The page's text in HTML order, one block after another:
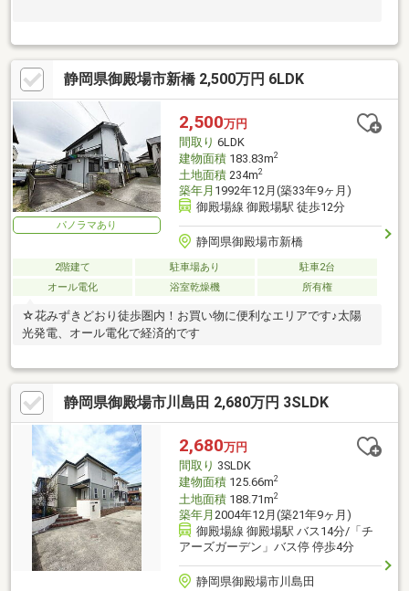
静岡県御殿場市新橋 2,500万円 6LDK
パノラマあり
2,500万円
間取り 6LDK
建物面積183.83m2
土地面積234m2
築年月 1992年12月(築33年9ヶ月)
御殿場線 御殿場駅 徒歩12分
静岡県御殿場市新橋
2階建て 駐車場あり
駐車2台
オール電化
浴室乾燥機 所有権
☆花みずきどおり徒歩圏内！お買い物に便利なエリアです♪太陽
光発電、オール電化で経済的です
静岡県御殿場市川島田 2,680万円 3SLDK
2,680万円
間取り 3SLDK
建物面積125.66m2
土地面積188.71m2
築年月 2004年12月(築21年9ヶ月)
御殿場線 御殿場駅 バス14分/「チ
アーズガーデン」バス停 停歩4分
静岡県御殿場市川島田